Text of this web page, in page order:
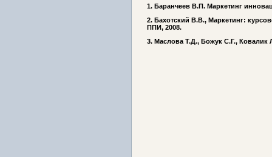
1. Баранчеев В.П. Маркетинг
2. Бахотский В.В., Маркетинг:
ППИ, 2008.
3. Маслова Т.Д., Божук С.Г., Ковалик